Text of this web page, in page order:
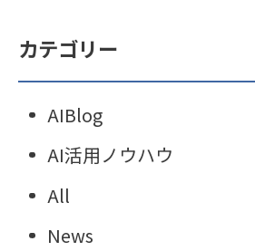
カテゴリー
AIBlog
AI活用ノウハウ
All
News